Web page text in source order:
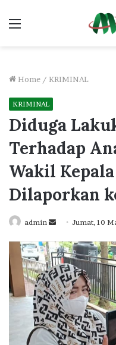
Menu
Home / KRIMINAL
KRIMINAL
Diduga
Terhadap
Wakil
Dilaporkan
admin
Send
email
Jumat, 10